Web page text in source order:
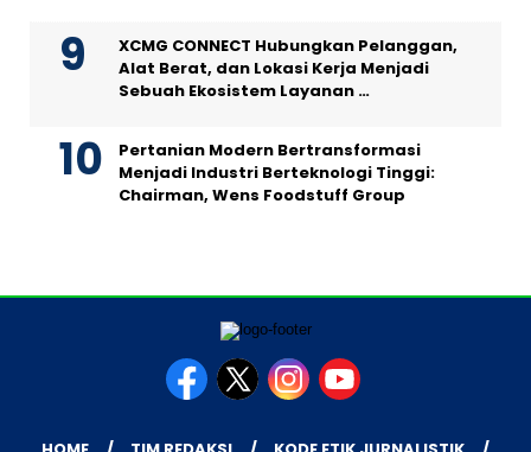
XCMG CONNECT Hubungkan Pelanggan,
Alat Berat, dan Lokasi Kerja Menjadi
Sebuah Ekosistem Layanan …
Pertanian Modern Bertransformasi
Menjadi Industri Berteknologi Tinggi:
Chairman, Wens Foodstuff Group